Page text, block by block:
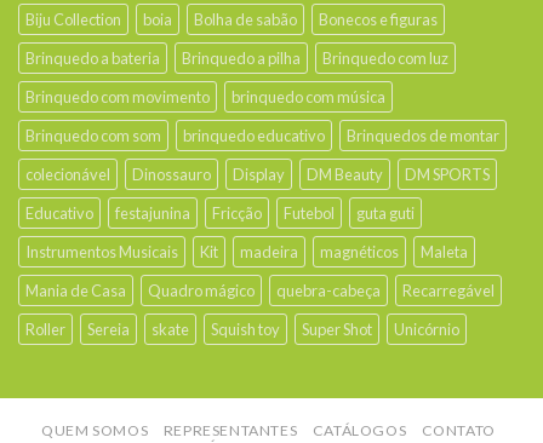
Biju Collection
boia Bolha de sabão
Bonecos e figuras
Brinquedo a bateria
Brinquedo a pilha
Brinquedo com luz
Brinquedo com movimento
brinquedo com música
Brinquedo com som
brinquedo educativo
Brinquedos de montar
colecionável
Dinossauro Display DM Beauty
DM SPORTS
Educativo
festajunina Fricção Futebol
guta guti
Instrumentos Musicais
Kit madeira magnéticos
Maleta
Mania de Casa
Quadro mágico quebra-cabeça
Recarregável
Roller
Sereia skate Squish toy Super Shot Unicórnio
QUEM SOMOS REPRESENTANTES CATÁLOGOS
CONTATO